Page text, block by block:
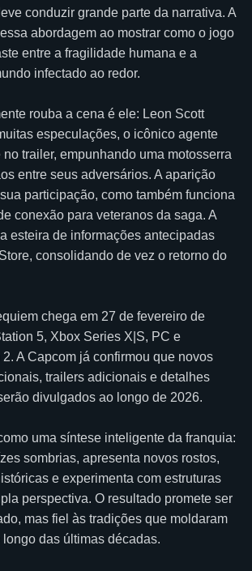
conduzir grande parte da narrativa. A
abordagem ao mostrar como o jogo
entre a fragilidade humana e a
infectado ao redor.
rouba a cena é ele: Leon Scott
especulações, o icônico agente
trailer, empunhando uma motosserra
entre seus adversários. A aparição
participação, como também funciona
conexão para veteranos da saga. A
esteira de informações antecipadas
consolidando de vez o retorno do
chega em 27 de fevereiro de
5, Xbox Series X|S, PC e
A Capcom já confirmou que novos
trailers adicionais e detalhes
divulgados ao longo de 2026.
uma síntese inteligente da franquia:
sombrias, apresenta novos rostos,
e experimenta com estruturas
perspectiva. O resultado promete ser
mas fiel às tradições que moldaram
das últimas décadas.